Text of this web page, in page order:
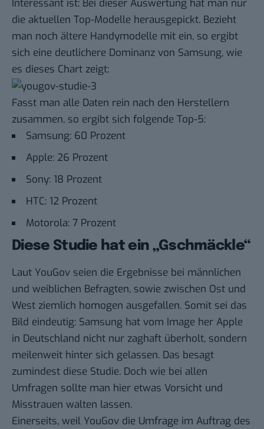
Interessant ist: Bei dieser Auswertung hat man nur
die aktuellen Top-Modelle herausgepickt. Bezieht
man noch ältere Handymodelle mit ein, so ergibt
sich eine deutlichere Dominanz von Samsung, wie
es dieses Chart zeigt:
Fasst man alle Daten rein nach den Herstellern
zusammen, so ergibt sich folgende Top-5:
Samsung: 60 Prozent
Apple: 26 Prozent
Sony: 18 Prozent
HTC: 12 Prozent
Motorola: 7 Prozent
Diese Studie hat ein „Gschmäckle“
Laut YouGov seien die Ergebnisse bei männlichen
und weiblichen Befragten, sowie zwischen Ost und
West ziemlich homogen ausgefallen. Somit sei das
Bild eindeutig: Samsung hat vom Image her Apple
in Deutschland nicht nur zaghaft überholt, sondern
meilenweit hinter sich gelassen. Das besagt
zumindest diese Studie. Doch wie bei allen
Umfragen sollte man hier etwas Vorsicht und
Misstrauen walten lassen.
Einerseits, weil YouGov die Umfrage im Auftrag des